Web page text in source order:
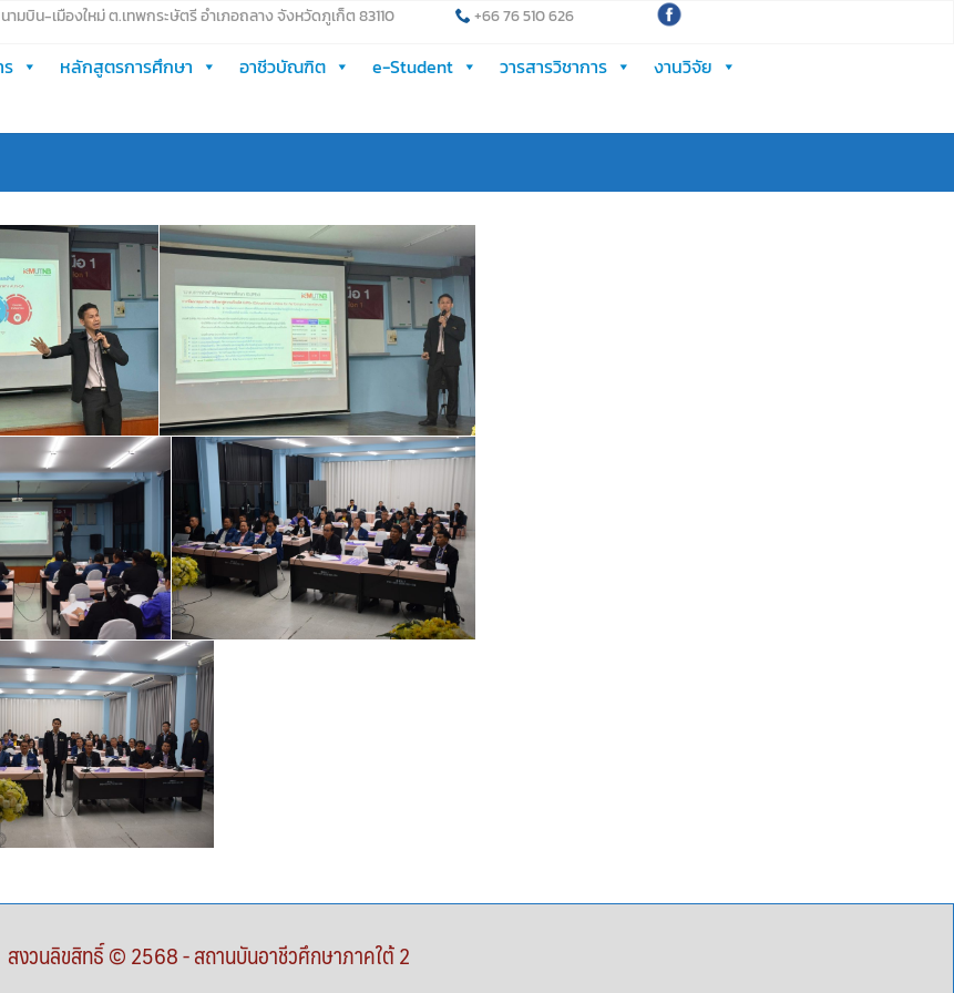
ามบิน-เมืองใหม่ ต.เทพกระษัตรี อำเภอถลาง จังหวัดภูเก็ต 83110 +66 76 510 626
หลักสูตรการศึกษา อาชีวบัณฑิต e-Student วารสารวิชาการ
งานวิจัย
สงวนลิขสิทธิ์ © 2568 - สถานบันอาชีวศึกษาภาคใต้ 2